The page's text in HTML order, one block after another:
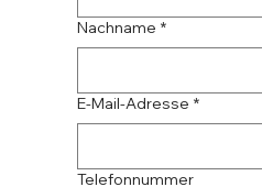
Nachname *
E-Mail-Adresse *
Telefonnummer